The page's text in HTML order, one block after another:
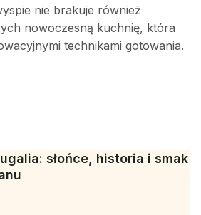
nie brakuje również
nowoczesną kuchnię, która
technikami gotowania.
słońce, historia i smak